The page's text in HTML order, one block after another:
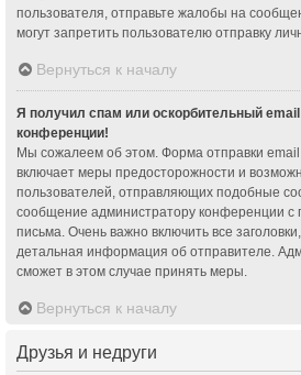
пользователя, отправьте жалобы на
могут запретить пользователю отправку
Вернуться к началу
Я получил спам или оскорбительный email
конференции!
Мы сожалеем об этом. Форма отправки
включает меры предосторожности и
пользователей, отправляющих подобные
сообщение администратору конференции с
письма. Очень важно включить все
детальная информация об отправителе.
сможет в этом случае принять меры.
Вернуться к началу
Друзья и недруги